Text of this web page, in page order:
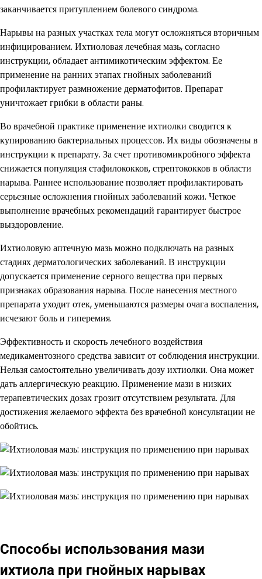
заканчивается притуплением болевого синдрома.
Нарывы на разных участках тела могут осложняться вторичным
инфицированием. Ихтиоловая лечебная мазь, согласно
инструкции, обладает антимикотическим эффектом. Ее
применение на ранних этапах гнойных заболеваний
профилактирует размножение дерматофитов. Препарат
уничтожает грибки в области раны.
Во врачебной практике применение ихтиолки сводится к
купированию бактериальных процессов. Их виды обозначены в
инструкции к препарату. За счет противомикробного эффекта
снижается популяция стафилококков, стрептококков в области
нарыва. Раннее использование позволяет профилактировать
серьезные осложнения гнойных заболеваний кожи. Четкое
выполнение врачебных рекомендаций гарантирует быстрое
выздоровление.
Ихтиоловую аптечную мазь можно подключать на разных
стадиях дерматологических заболеваний. В инструкции
допускается применение серного вещества при первых
признаках образования нарыва. После нанесения местного
препарата уходит отек, уменьшаются размеры очага воспаления,
исчезают боль и гиперемия.
Эффективность и скорость лечебного воздействия
медикаментозного средства зависит от соблюдения инструкции.
Нельзя самостоятельно увеличивать дозу ихтиолки. Она может
дать аллергическую реакцию. Применение мази в низких
терапевтических дозах грозит отсутствием результата. Для
достижения желаемого эффекта без врачебной консультации не
обойтись.
Способы использования мази
ихтиола при гнойных нарывах